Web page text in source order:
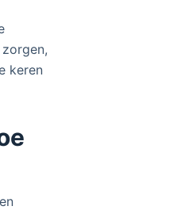
keren